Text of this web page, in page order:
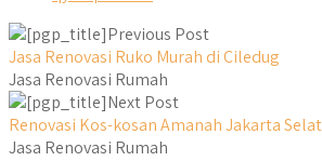
Previous Post
Jasa Renovasi Ruko Murah di Ciledug
Jasa Renovasi Rumah
Next Post
Renovasi Kos-kosan Amanah Jakarta
Jasa Renovasi Rumah